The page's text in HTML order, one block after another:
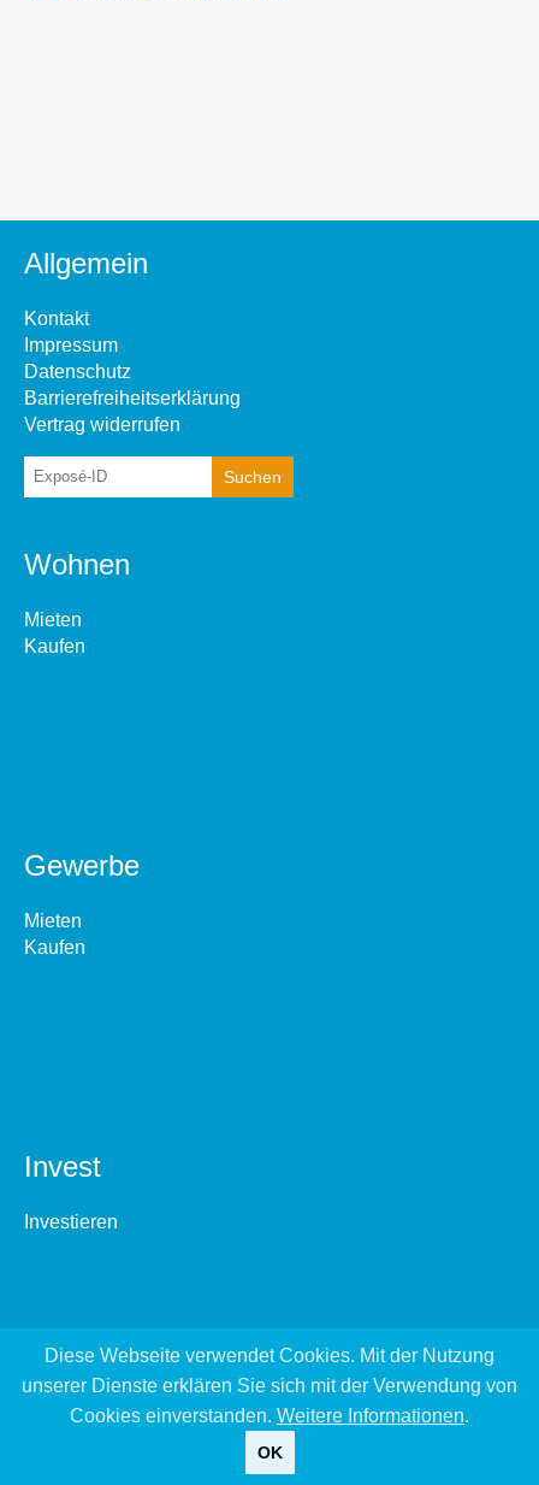
Allgemein
Kontakt
Impressum
Datenschutz
Barrierefreiheitserklärung
Vertrag widerrufen
Wohnen
Mieten
Kaufen
Gewerbe
Mieten
Kaufen
Invest
Investieren
Diese Webseite verwendet Cookies. Mit der Nutzung
unserer Dienste erklären Sie sich mit der Verwendung von
Cookies einverstanden. Weitere Informationen.
OK